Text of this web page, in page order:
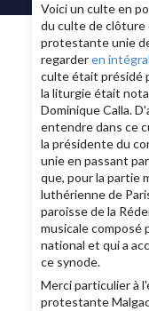
Voici un culte en
du culte de clôture
protestante unie
regarderen
culte était présidé
la liturgie était
Dominique Calla.
entendre dans ce
la présidente du
unie en passant
que, pour la partie
luthérienne de
paroisse de la
musicale composé
national et qui a
ce synode.
Merci particulier à
protestante